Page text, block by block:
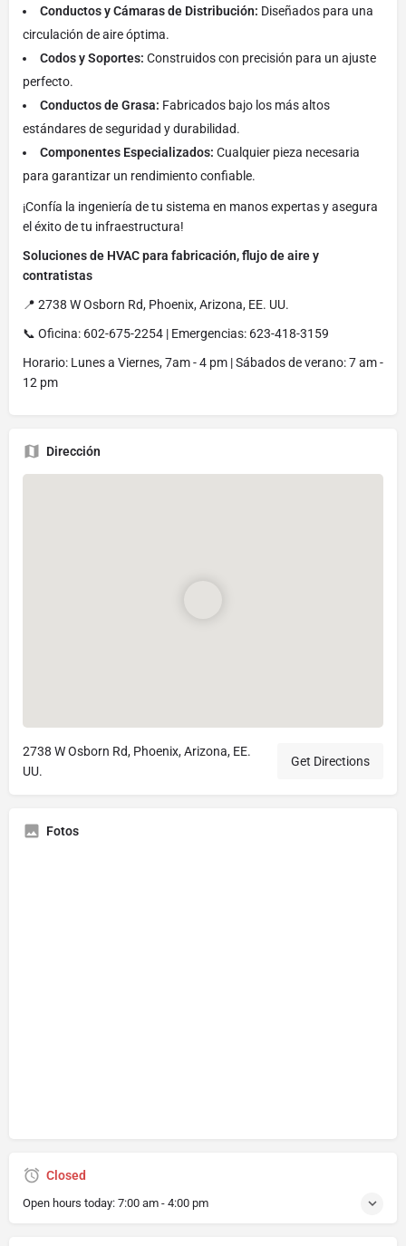
Conductos y Cámaras de Distribución: Diseñados para una
circulación de aire óptima.
Codos y Soportes: Construidos con precisión para un ajuste
perfecto.
Conductos de Grasa: Fabricados bajo los más altos
estándares de seguridad y durabilidad.
Componentes Especializados: Cualquier pieza necesaria
para garantizar un rendimiento confiable.
¡Confía la ingeniería de tu sistema en manos expertas y asegura
el éxito de tu infraestructura!
Soluciones de HVAC para fabricación, flujo de aire y
contratistas
📍 2738 W Osborn Rd, Phoenix, Arizona, EE. UU.
📞 Oficina: 602-675-2254 | Emergencias: 623-418-3159
Horario: Lunes a Viernes, 7am - 4 pm | Sábados de verano: 7 am -
12 pm
Dirección
2738 W Osborn Rd, Phoenix, Arizona, EE.
UU.
Get Directions
Fotos
Closed
Open hours today: 7:00 am - 4:00 pm